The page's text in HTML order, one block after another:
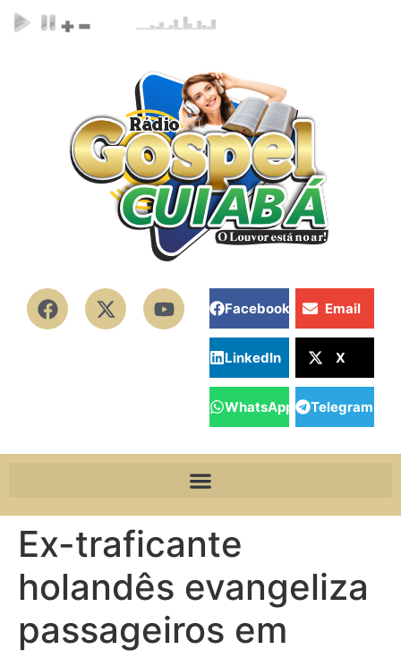
Facebook Email
LinkedIn X
WhatsApp Telegram
Ex-traficante
holandês evangeliza
passageiros em